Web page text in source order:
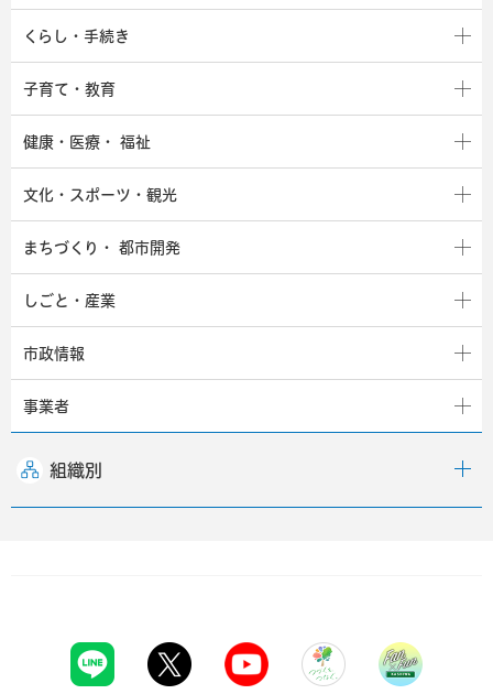
くらし・手続き
子育て・教育
健康・医療・ 福祉
文化・スポーツ・観光
まちづくり・ 都市開発
しごと・産業
市政情報
事業者
組織別